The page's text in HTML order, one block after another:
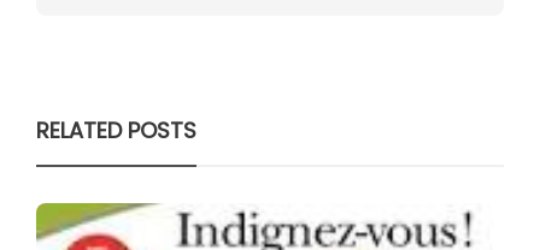
RELATED POSTS